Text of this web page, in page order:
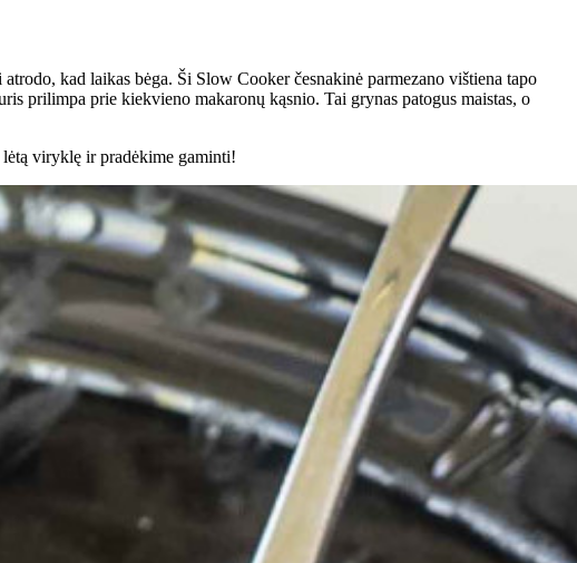
kad laikas bėga. Ši Slow Cooker česnakinė parmezano vištiena tapo
prilimpa prie kiekvieno makaronų kąsnio. Tai grynas patogus maistas, o
viryklę ir pradėkime gaminti!